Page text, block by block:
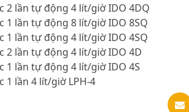
2 lần tự động 4 lít/giờ IDO 4DQ
1 lần tự động 8 lít/giờ IDO 8SQ
1 lần tự động 4 lít/giờ IDO 4SQ
2 lần tự động 4 lít/giờ IDO 4D
1 lần tự động 4 lít/giờ IDO 4S
1 lần 4 lít/giờ LPH-4